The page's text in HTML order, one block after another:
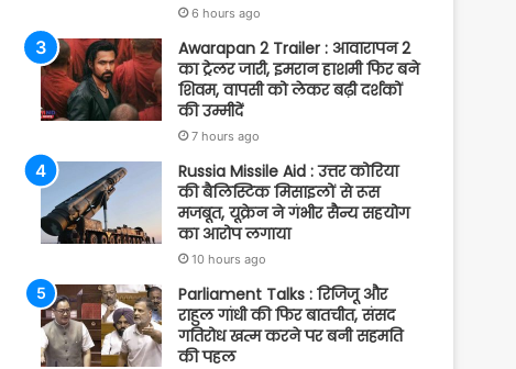
6 hours ago
Awarapan 2 Trailer : आवारापन 2
का ट्रेलर जारी, इमरान हाशमी फिर बने
शिवम, वापसी को लेकर बढ़ी दर्शकों
की उम्मीदें
7 hours ago
Russia Missile Aid : उत्तर कोरिया
की बैलिस्टिक मिसाइलों से रूस
मजबूत, यूक्रेन ने गंभीर सैन्य सहयोग
का आरोप लगाया
10 hours ago
Parliament Talks : रिजिजू और
राहुल गांधी की फिर बातचीत, संसद
गतिरोध खत्म करने पर बनी सहमति
की पहल